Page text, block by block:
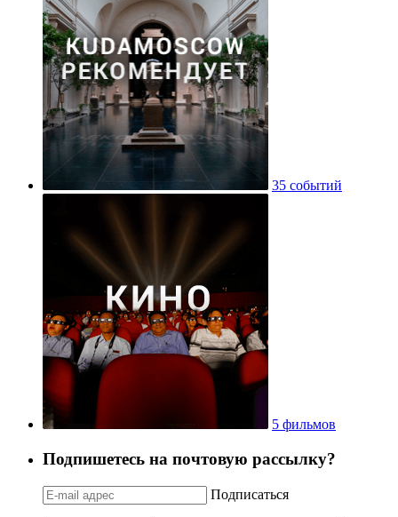
35 событий
5 фильмов
Подпишетесь на почтовую рассылку?
Подписаться